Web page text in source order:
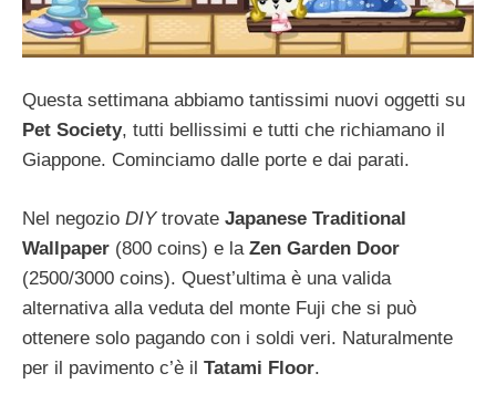
Questa settimana abbiamo tantissimi nuovi oggetti su
Pet Society, tutti bellissimi e tutti che richiamano il
Giappone. Cominciamo dalle porte e dai parati.
Nel negozio DIYtrovate Japanese Traditional
Wallpaper (800 coins) e la Zen Garden Door
(2500/3000 coins). Quest’ultima è una valida
alternativa alla veduta del monte Fuji che si può
ottenere solo pagando con i soldi veri. Naturalmente
per il pavimento c’è il Tatami Floor.